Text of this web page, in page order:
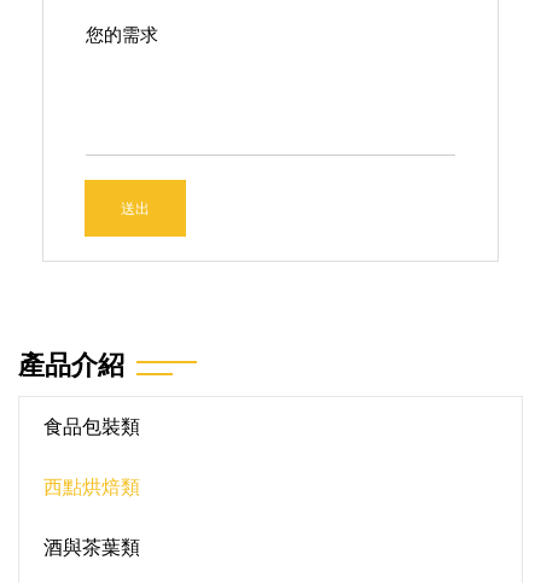
送出
產品介紹
食品包裝類
西點烘焙類
酒與茶葉類